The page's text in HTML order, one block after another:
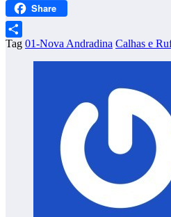
WhatsApp
Share
Share
Tag 01-Nova Andradina Calhas e